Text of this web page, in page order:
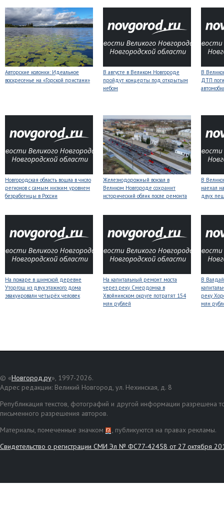
Авторские колонки: Идеальное
воскресенье на «Горской пристани»
В августе в Великом Новгороде
пройдут концерты под открытым
небом
В
ДТП
Новгородская область вошла в число
регионов с самым низким уровнем
безработицы в России
Железнодорожный вокзал в
Великом Новгороде сохранит
исторический облик после ремонта
В
наехал
двух
На пожаре в шимской деревне
Уторгош из двухэтажного дома
эвакуировали четырёх человек
На капитальный ремонт моста
через реку Смердомка в
Хвойнинском округе потратят 154
млн рублей
В
реку
млн
© «Новгород.ру», 1997-2026.
Адрес редакции: Великий Новгород, ул. Нехинская, д. 8
Републикация текстов, фотографий и другой информации разрешена
письменного разрешения авторов.
Материалы, помеченные значком
, публикуются на правах рекламы.
Свидетельство о регистрации СМИ Эл № ФС77-42458 от 27 октября